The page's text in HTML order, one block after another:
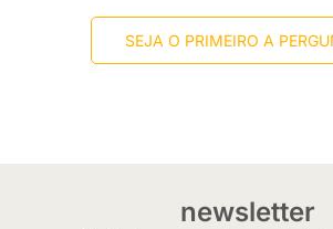
SEJA O PRIMEIRO A
newsletter